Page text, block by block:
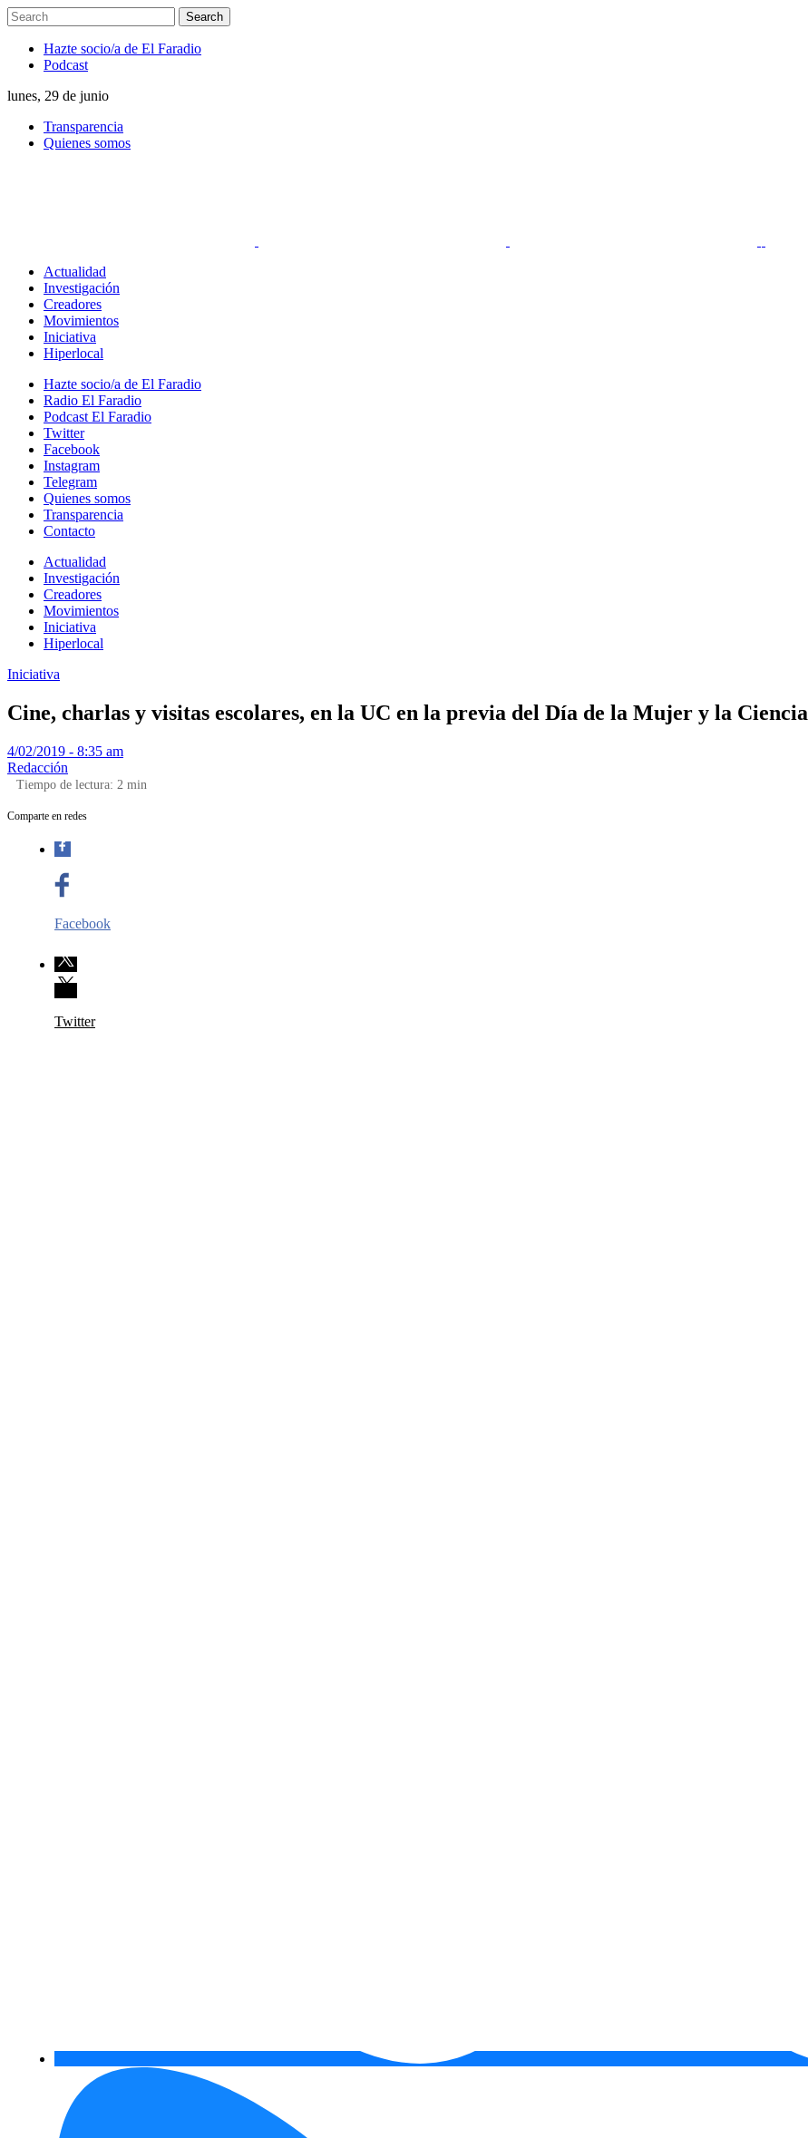
Hazte socio/a de El Faradio
Podcast
lunes, 29 de junio
Transparencia
Quienes somos
Actualidad
Investigación
Creadores
Movimientos
Iniciativa
Hiperlocal
Hazte socio/a de El Faradio
Radio El Faradio
Podcast El Faradio
Twitter
Facebook
Instagram
Telegram
Quienes somos
Transparencia
Contacto
Actualidad
Investigación
Creadores
Movimientos
Iniciativa
Hiperlocal
Iniciativa
Cine, charlas y visitas escolares, en la UC en la previa del Día de la Mujer y la Ciencia
4/02/2019 - 8:35 am
Redacción
Tiempo de lectura: 2 min
Comparte en redes
Facebook
Twitter